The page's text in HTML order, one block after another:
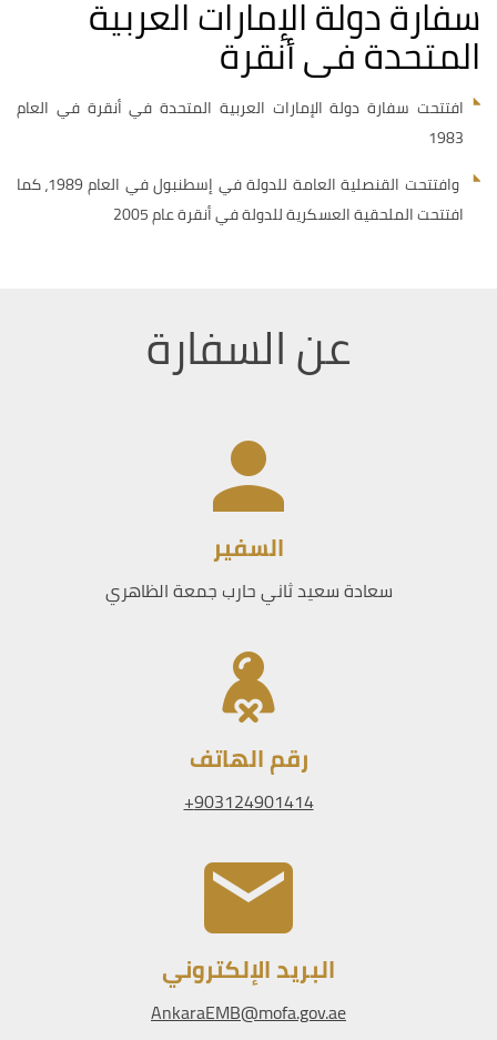
سفارة دولة الإمارات العربية
المتحدة فى أنقرة
افتتحت سفارة دولة الإمارات العربية المتحدة في أنقرة في العام
1983
وافتتحت القنصلية العامة للدولة في إسطنبول في العام 1989، كما
افتتحت الملحقية العسكرية للدولة في أنقرة عام 2005
عن السفارة
السفير
سعادة سعيد ثاني حارب جمعة الظاهري
رقم الهاتف
903124901414+
البريد الإلكتروني
AnkaraEMB@mofa.gov.ae